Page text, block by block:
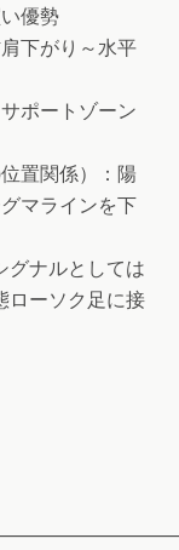
優勢
下がり～水平
ポートゾーン
置関係）：陽
マラインを下
グナルとしては
ローソク足に接